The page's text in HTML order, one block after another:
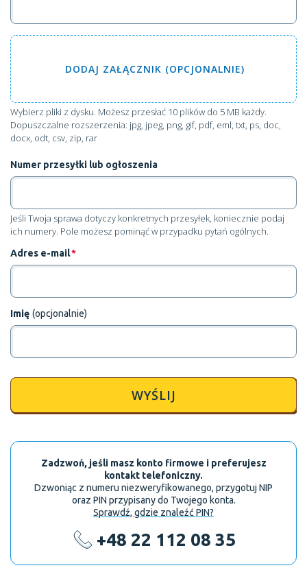
DODAJ ZAŁĄCZNIK (OPCJONALNIE)
Wybierz pliki z dysku. Możesz przesłać 10 plików do 5 MB każdy.
Dopuszczalne rozszerzenia: jpg, jpeg, png, gif, pdf, eml, txt, ps, doc,
docx, odt, csv, zip, rar
Numer przesyłki lub ogłoszenia
Jeśli Twoja sprawa dotyczy konkretnych przesyłek, koniecznie podaj
ich numery. Pole możesz pominąć w przypadku pytań ogólnych.
Adres e-mail*
Imię (opcjonalnie)
WYŚLIJ
Zadzwoń, jeśli masz konto firmowe i preferujesz
kontakt telefoniczny.
Dzwoniąc z numeru niezweryfikowanego, przygotuj NIP
oraz PIN przypisany do Twojego konta.
Sprawdź, gdzie znaleźć PIN?
+48 22 112 08 35